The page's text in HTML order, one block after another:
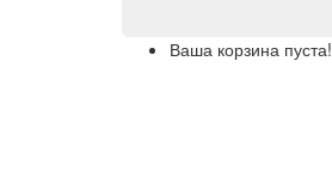
Ваша корзина пуста!